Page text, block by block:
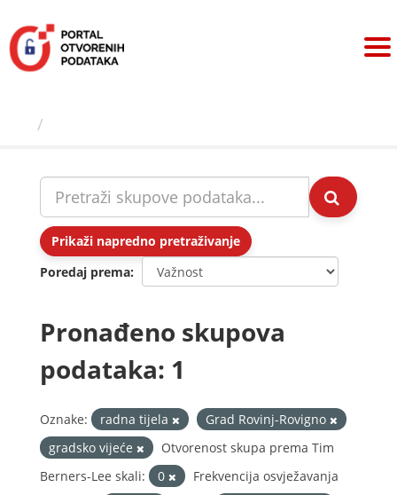
sadržaj
Prikaži napredno pretraživanje
Poredaj prema
Pronađeno skupova
podataka: 1
Oznake: radna tijela
Grad Rovinj-Rovigno
gradsko vijeće
Otvorenost skupa prema Tim
Berners-Lee skali:
0
Frekvencija osvježavanja